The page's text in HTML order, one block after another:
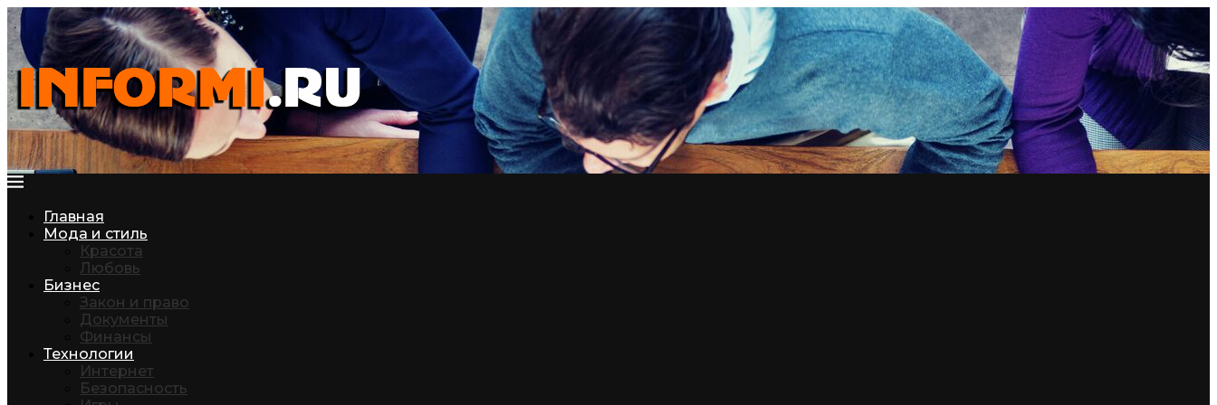
Главная
Мода и стиль
Красота
Любовь
Бизнес
Закон и право
Документы
Финансы
Технологии
Интернет
Безопасность